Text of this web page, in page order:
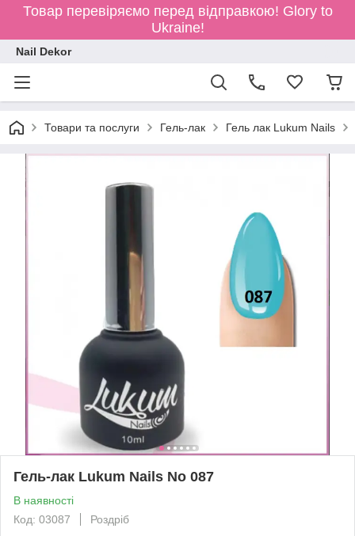
Товар перевіряємо перед відправкою! Glory to
Ukraine!
Nail Dekor
Товари та послуги Гель-лак Гель лак Lukum Nails
Гель-лак Lukum Nails No 087
В наявності
Код: 03087
Роздріб